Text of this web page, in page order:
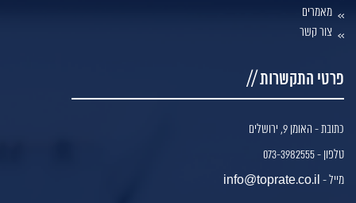
מאמרים
צור קשר
פרטי התקשרות //
כתובת - האומן 9, ירושלים
טלפון - 073-3982555
מייל - info@toprate.co.il